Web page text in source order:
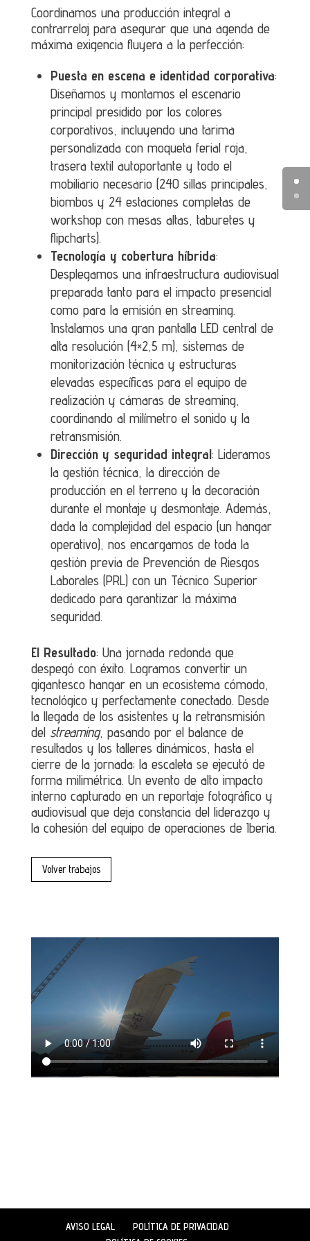
Coordinamos una producción integral a
contrarreloj para asegurar que una agenda de
máxima exigencia fluyera a la perfección:
Puesta en escena e identidad corporativa:
Diseñamos y montamos el escenario
principal presidido por los colores
corporativos, incluyendo una tarima
personalizada con moqueta ferial roja,
trasera textil autoportante y todo el
mobiliario necesario (240 sillas principales,
biombos y 24 estaciones completas de
workshop con mesas altas, taburetes y
flipcharts).
Tecnología y cobertura híbrida:
Desplegamos una infraestructura audiovisual
preparada tanto para el impacto presencial
como para la emisión en streaming.
Instalamos una gran pantalla LED central de
alta resolución (4×2,5 m), sistemas de
monitorización técnica y estructuras
elevadas específicas para el equipo de
realización y cámaras de streaming,
coordinando al milímetro el sonido y la
retransmisión.
Dirección y seguridad integral: Lideramos
la gestión técnica, la dirección de
producción en el terreno y la decoración
durante el montaje y desmontaje. Además,
dada la complejidad del espacio (un hangar
operativo), nos encargamos de toda la
gestión previa de Prevención de Riesgos
Laborales (PRL) con un Técnico Superior
dedicado para garantizar la máxima
seguridad.
El Resultado: Una jornada redonda que
despegó con éxito. Logramos convertir un
gigantesco hangar en un ecosistema cómodo,
tecnológico y perfectamente conectado. Desde
la llegada de los asistentes y la retransmisión
del streaming, pasando por el balance de
resultados y los talleres dinámicos, hasta el
cierre de la jornada; la escaleta se ejecutó de
forma milimétrica. Un evento de alto impacto
interno capturado en un reportaje fotográfico y
audiovisual que deja constancia del liderazgo y
la cohesión del equipo de operaciones de Iberia.
Volver trabajos
AVISO LEGAL
POLÍTICA DE PRIVACIDAD